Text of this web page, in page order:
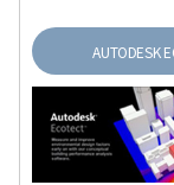
AUTODESK